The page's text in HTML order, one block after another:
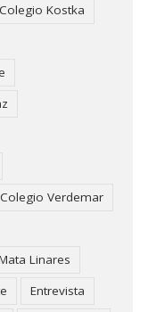
Colegio Kostka
Colegio Verdemar
Linares
Entrevista